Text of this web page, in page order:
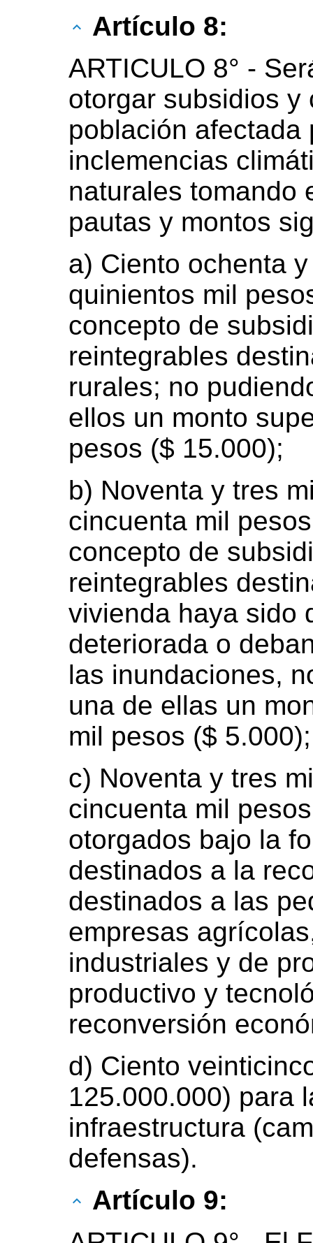
Artículo 8:
ARTICULO 8° -
otorgar subsidios y
población
inclemencias
naturales tomando
pautas y montos
a) Ciento ochenta
quinientos mil
concepto de
reintegrables
rurales; no
ellos un monto
pesos ($ 15.000);
b) Noventa y tres
cincuenta mil
concepto de
reintegrables
vivienda haya sido
deteriorada o
las inundaciones,
una de ellas un
mil pesos ($ 5.000);
c) Noventa y tres
cincuenta mil
otorgados bajo la
destinados a la
destinados a las
empresas
industriales y de
productivo y
reconversión
d) Ciento
125.000.000) para
infraestructura
defensas).
Artículo 9: